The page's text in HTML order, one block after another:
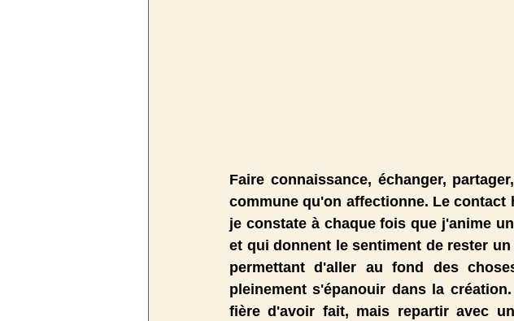
Faire connaissance, échanger,
commune qu'on affectionne. Le
je constate à chaque fois que j'anime
et qui donnent le sentiment de rester
permettant d'aller au fond des
pleinement s'épanouir dans la
fière d'avoir fait, mais repartir avec